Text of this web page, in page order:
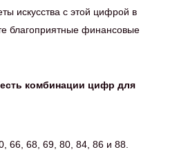
искусства с этой цифрой в
благоприятные финансовые
комбинации цифр для
66, 68, 69, 80, 84, 86 и 88.